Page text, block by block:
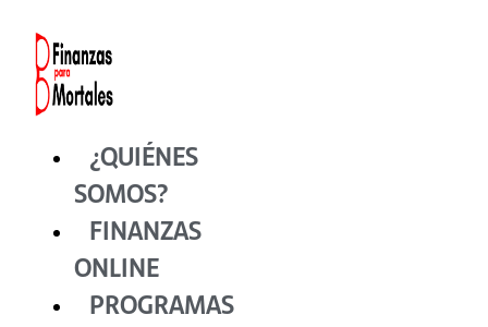
contenido
¿QUIÉNES
SOMOS?
FINANZAS
ONLINE
PROGRAMAS